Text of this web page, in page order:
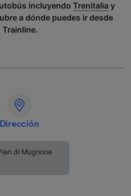
incluyendo Trenitalia y
a dónde puedes ir desde
Trainline.
Dirección
di Mugnone